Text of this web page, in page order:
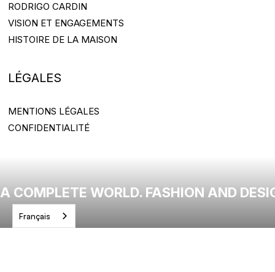
RODRIGO CARDIN
RODRIGO CARDIN
VISION ET ENGAGEMENTS
VISION ET ENGAGEMENTS
HISTOIRE DE LA MAISON
LÉGALES
MENTIONS LÉGALES
MENTIONS LÉGALES
CONFIDENTIALITÉ
A COMPLETE WORLD. FASHION AND
Français